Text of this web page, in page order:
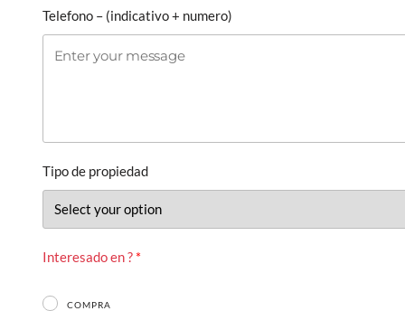
Telefono – (indicativo + numero)
Tipo de propiedad
Interesado en ?
COMPRA